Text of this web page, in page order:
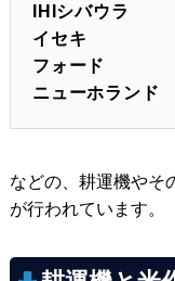
IHIシバウラ
イセキ
フォード
ニューホランド
などの、耕運機やそ
が行われています。